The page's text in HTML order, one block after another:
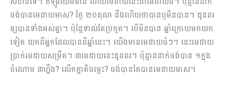
ចង់បានមេដាយមាស? ថ្ងៃ ២០តុលា ដឹងហើយថាបានឬមិនបាន។ ជូនពរ
ឲ្យបានទាំងអស់គ្នា។ ប៉ុន្ដែទាល់តែប្រកួត។ បើមិនបាន ឆ្នាំក្រោយមកយក
ទៀត យកពីអ្នកដែលបានពីឆ្នាំនេះ។ យើងមានមេដាយធំៗ។ នេះមេដាយ
ប្រាក់មេ​ដាយសម្រឹត។ ៣មេដាយនេះជូនពរ។ ប៉ុន្មា​ននាក់ចង់បាន ១ក្នុង
ចំណោម ៣ហ្នឹង? លើកគ្នាតិចម្លេះ? ចង់បានតែបានមេដាយមាស។